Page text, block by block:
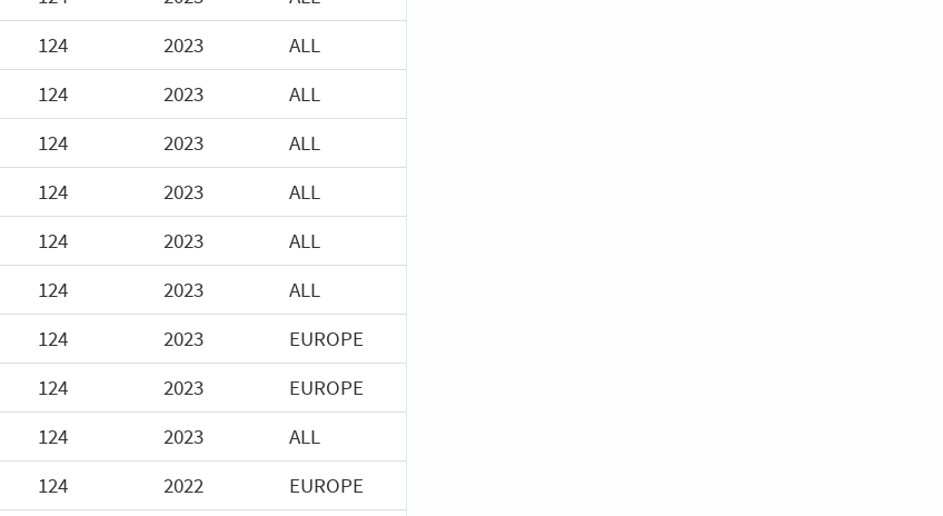
124 2023
ALL
124 2023
ALL
124 2023
ALL
124 2023
ALL
124 2023
ALL
124 2023
ALL
124 2023
EUROPE
124 2023
EUROPE
124 2023
ALL
124 2022
EUROPE